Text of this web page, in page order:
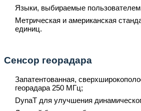
Языки, выбираемые
Метрическая и американская
единиц.
Сенсор георадара
Запатентованная,
георадара 250 МГц;
DynaT для улучшения